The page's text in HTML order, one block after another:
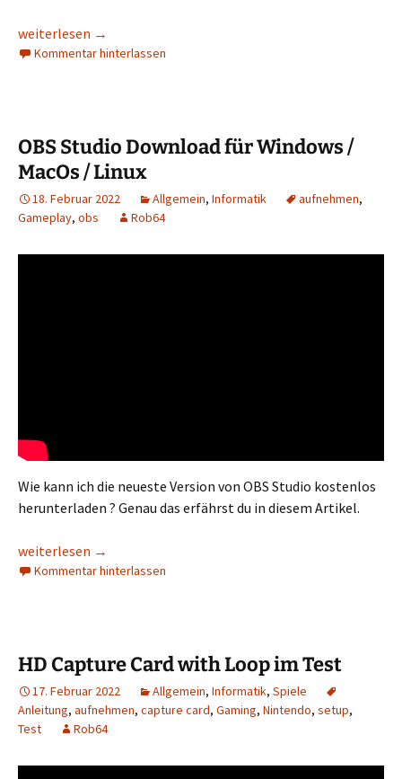
Ist OBS Studio wirklich kostenlos ?
weiterlesen →
Kommentar hinterlassen
OBS Studio Download für Windows /
MacOs / Linux
18. Februar 2022 Allgemein, Informatik aufnehmen,
Gameplay, obs Rob64
Wie kann ich die neueste Version von OBS Studio kostenlos
herunterladen ? Genau das erfährst du in diesem Artikel.
OBS Studio Download für Windows / MacOs / Linux
weiterlesen →
Kommentar hinterlassen
HD Capture Card with Loop im Test
17. Februar 2022 Allgemein, Informatik, Spiele
Anleitung, aufnehmen, capture card, Gaming, Nintendo, setup,
Test
Rob64